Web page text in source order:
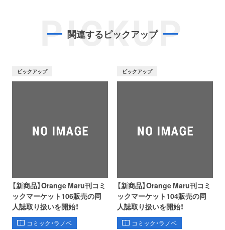
PICKUP
関連するピックアップ
ピックアップ
【新商品】Orange Maru刊コミ
ックマーケット106販売の同
人誌取り扱いを開始！
コミック・ラノベ
ピックアップ
【新商品】Orange Maru刊コミ
ックマーケット104販売の同
人誌取り扱いを開始！
コミック・ラノベ